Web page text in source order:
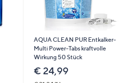
AQUA CLEAN PUR Entkalker-
Multi Power-Tabs kraftvolle
Wirkung 50 Stück
€ 24,99